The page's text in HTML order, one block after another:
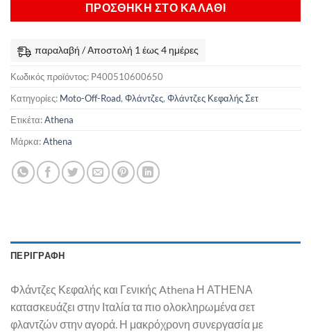
ΠΡΟΣΘΉΚΗ ΣΤΟ ΚΑΛΆΘΙ
παραλαβή / Αποστολή 1 έως 4 ημέρες
Κωδικός προϊόντος: P400510600650
Κατηγορίες: Moto-Off-Road, Φλάντζες, Φλάντζες Κεφαλής Σετ
Ετικέτα:Athena
Μάρκα:Athena
ΠΕΡΙΓΡΑΦΉ
Φλάντζες Κεφαλής και Γενικής Athena Η ΑΤΗΕΝΑ
κατασκευάζει στην Ιταλία τα πιο ολοκληρωμένα σετ
φλαντζών στην αγορά. Η μακρόχρονη συνεργασία με